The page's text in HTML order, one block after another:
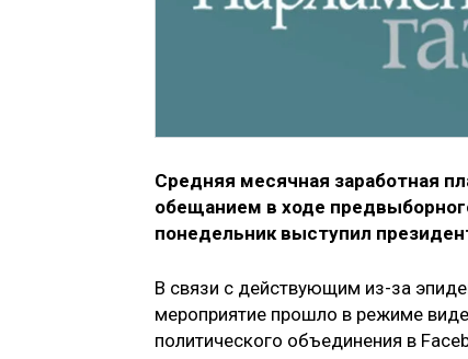
Средняя месячная заработная
обещанием в ходе
понедельник выступил
В связи с действующим из-за
мероприятие прошло в режиме
политического объединения в